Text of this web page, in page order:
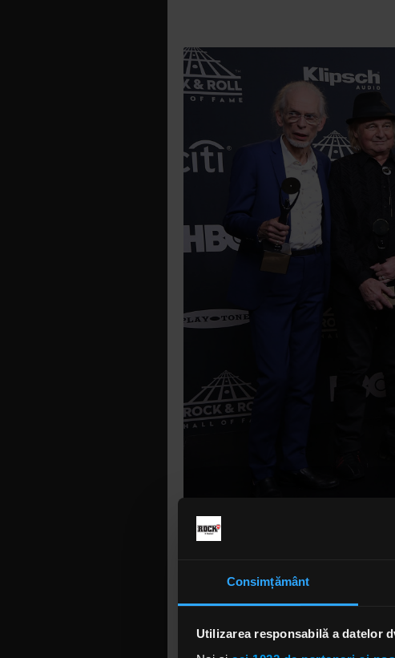
Consimțământ
Utilizarea responsabilă a datelor
Bruford, Steve
„Union Live: